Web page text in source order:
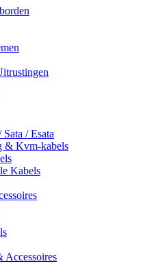
/ Esata
& Kvm-kabels
Kabels
Accessoires